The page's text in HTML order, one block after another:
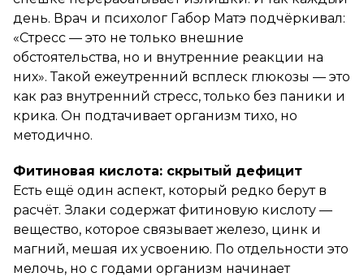
день. Врач и психолог Габор Матэ подчёркивал:
«Стресс — это не только внешние
обстоятельства, но и внутренние реакции на
них». Такой ежеутренний всплеск глюкозы — это
как раз внутренний стресс, только без паники и
крика. Он подтачивает организм тихо, но
методично.
Фитиновая кислота: скрытый дефицит
Есть ещё один аспект, который редко берут в
расчёт. Злаки содержат фитиновую кислоту —
вещество, которое связывает железо, цинк и
магний, мешая их усвоению. По отдельности это
мелочь, но с годами организм начинает